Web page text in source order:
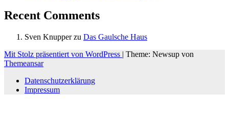
Recent Comments
Sven Knupperzu Das Gaulsche Haus
Mit Stolz präsentiert von WordPress | Theme: Newsup von
Themeansar
Datenschutzerklärung
Impressum